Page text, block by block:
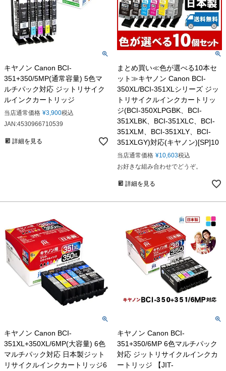
キヤノン Canon BCI-
351+350/5MP(通常容量) 5色マ
ルチパック対応 ジットリサイク
ルインクカートリッジ
当店通常価格 ¥3,900税込
JAN:4530966710539
詳細を見る
まとめ買い≪色が選べる10本セ
ット≫キヤノン Canon BCI-
350XL/BCI-351XLシリーズ ジッ
トリサイクルインクカートリッ
ジ(BCI-350XLPGBK、BCI-
351XLBK、BCI-351XLC、BCI-
351XLM、BCI-351XLY、BCI-
351XLGY)対応(キヤノン)[SP]10
当店通常価格 ¥10,603税込
お好きな組み合わせでどうぞ。
詳細を見る
キヤノン Canon BCI-
351XL+350XL/6MP(大容量) 6色
マルチパック対応 日本製ジット
リサイクルインクカートリッジ6
キヤノン Canon BCI-
351+350/6MP 6色マルチパック
対応 ジットリサイクルインクカ
ートリッジ 【JIT-